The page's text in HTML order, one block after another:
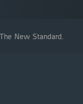
New Standard.